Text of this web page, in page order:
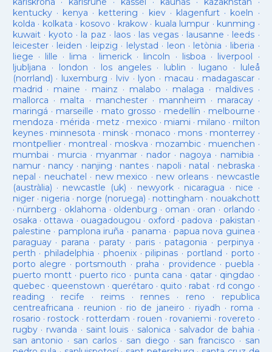
kentucky· kenya · kettering · kiev· klagenfurt · koeln ·
kolda · kolkata · kosovo · krakow· kuala lumpur · kunming ·
kuwait· kyoto · la paz · laos· las vegas· lausanne · leeds ·
leicester· leiden · leipzig · lelystad · leon · letònia · liberia ·
liege · lille · lima · limerick· lincoln · lisboa · liverpool ·
ljubljana · london · los angeles· lublin · lugano · luleå
(norrland) · luxemburg · lviv · lyon · macau · madagascar·
madrid · maine · mainz · malabo · malaga · maldives·
mallorca · malta · manchester· mannheim · maracay·
maringá · marseille · mato grosso · medellín · melbourne ·
mendoza · mérida · metz · mexico · miami · milano · milton
keynes· minnesota · minsk · monaco · mons · monterrey ·
montpellier· montreal · moskva · mozambic· muenchen ·
mumbai · murcia · myanmar· nador · nagoya · namibia ·
namur· nancy · nanjing · nantes · napoli · natal · nebraska ·
nepal · neuchatel · new mexico · new orleans· newcastle
(austràlia) · newcastle (uk) · newyork· nicaragua · nice ·
niger· nigeria · norge (noruega) · nottingham · nouakchott
· nürnberg · oklahoma · oldenburg · oman · oran · orlando ·
osaka · ottawa · ouagadougou · oxford ·padova ·pakistan ·
palestine · pamplona iruña · panama · papua nova guinea ·
paraguay· parana ·paraty · paris·patagonia · perpinya ·
perth ·philadelphia · phoenix·pilipinas ·portland · porto ·
porto alegre ·portsmouth ·praha · providence ·puebla ·
puerto montt· puerto rico ·punta cana · qatar · qingdao ·
quebec· queenstown · querétaro · quito · rabat · rd congo ·
reading · recife · reims· rennes · reno · republica
centreafricana · reunion · rio de janeiro · riyadh · roma ·
rosario · rostock · rotterdam · rouen · rovaniemi · rovereto ·
rugby· rwanda · saint louis · salonica · salvador de bahia ·
san antonio · san carlos· san diego · san francisco · san